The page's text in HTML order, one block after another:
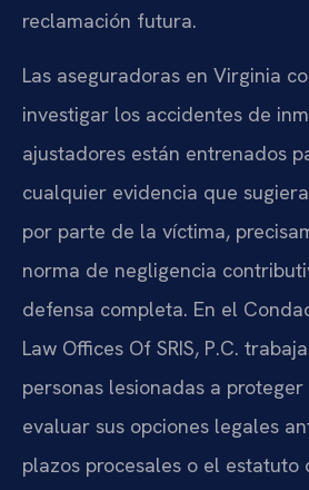
reclamación futura.
Las aseguradoras en Virginia
investigar los accidentes de
ajustadores están entrenados
cualquier evidencia que
por parte de la víctima,
norma de negligencia
defensa completa. En el
Law Offices Of SRIS, P.C.
personas lesionadas a
evaluar sus opciones legales
plazos procesales o el estatuto